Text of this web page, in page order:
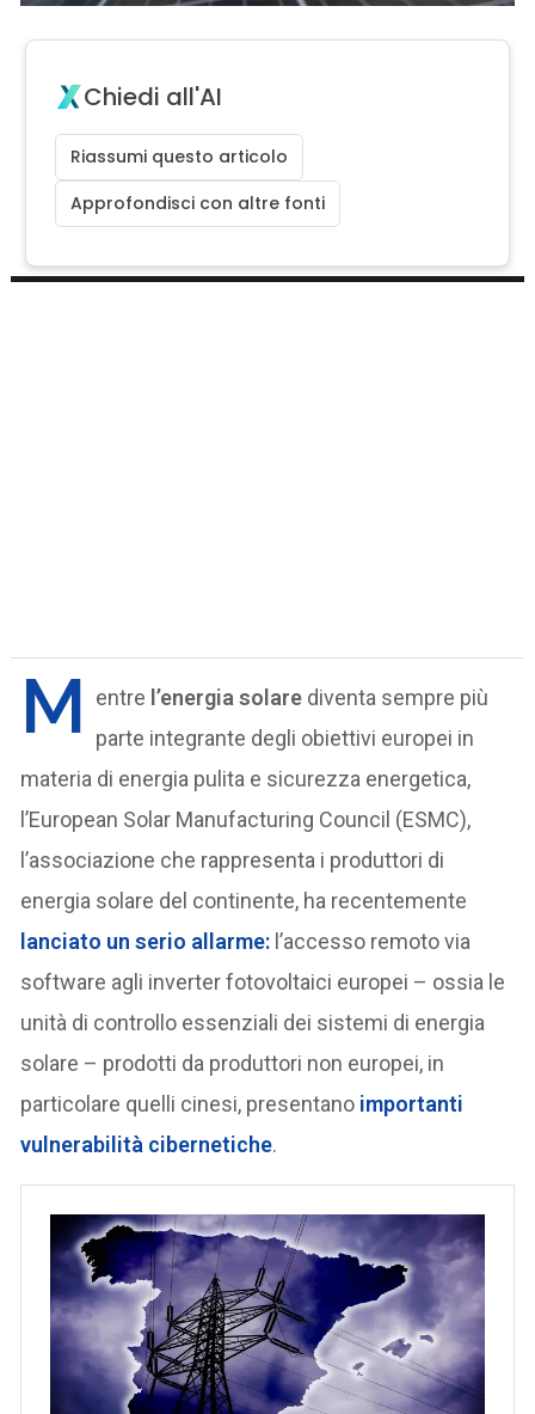
Chiedi all'AI
Riassumi questo articolo
Approfondisci con altre fonti
M entre l’energia solare diventa sempre più
parte integrante degli obiettivi europei in
materia di energia pulita e sicurezza energetica,
l’European Solar Manufacturing Council (ESMC),
l’associazione che rappresenta i produttori di
energia solare del continente, ha recentemente
lanciato un serio allarme: l’accesso remoto via
software agli inverter fotovoltaici europei – ossia le
unità di controllo essenziali dei sistemi di energia
solare – prodotti da produttori non europei, in
particolare quelli cinesi, presentano importanti
vulnerabilità cibernetiche.